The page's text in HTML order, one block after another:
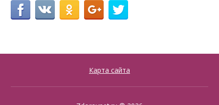
Карта сайта